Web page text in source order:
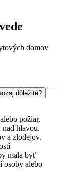
domov
dôležité?
požiar,
hlavou.
a zlodejov.
mala byť
osoby alebo